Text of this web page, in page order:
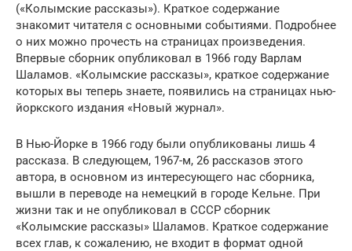
(«Колымские рассказы»). Краткое содержание
знакомит читателя с основными событиями. Подробнее
о них можно прочесть на страницах произведения.
Впервые сборник опубликовал в 1966 году Варлам
Шаламов. «Колымские рассказы», краткое содержание
которых вы теперь знаете, появились на страницах нью-
йоркского издания «Новый журнал».
В Нью-Йорке в 1966 году были опубликованы лишь 4
рассказа. В следующем, 1967-м, 26 рассказов этого
автора, в основном из интересующего нас сборника,
вышли в переводе на немецкий в городе Кельне. При
жизни так и не опубликовал в СССР сборник
«Колымские рассказы» Шаламов. Краткое содержание
всех глав, к сожалению, не входит в формат одной